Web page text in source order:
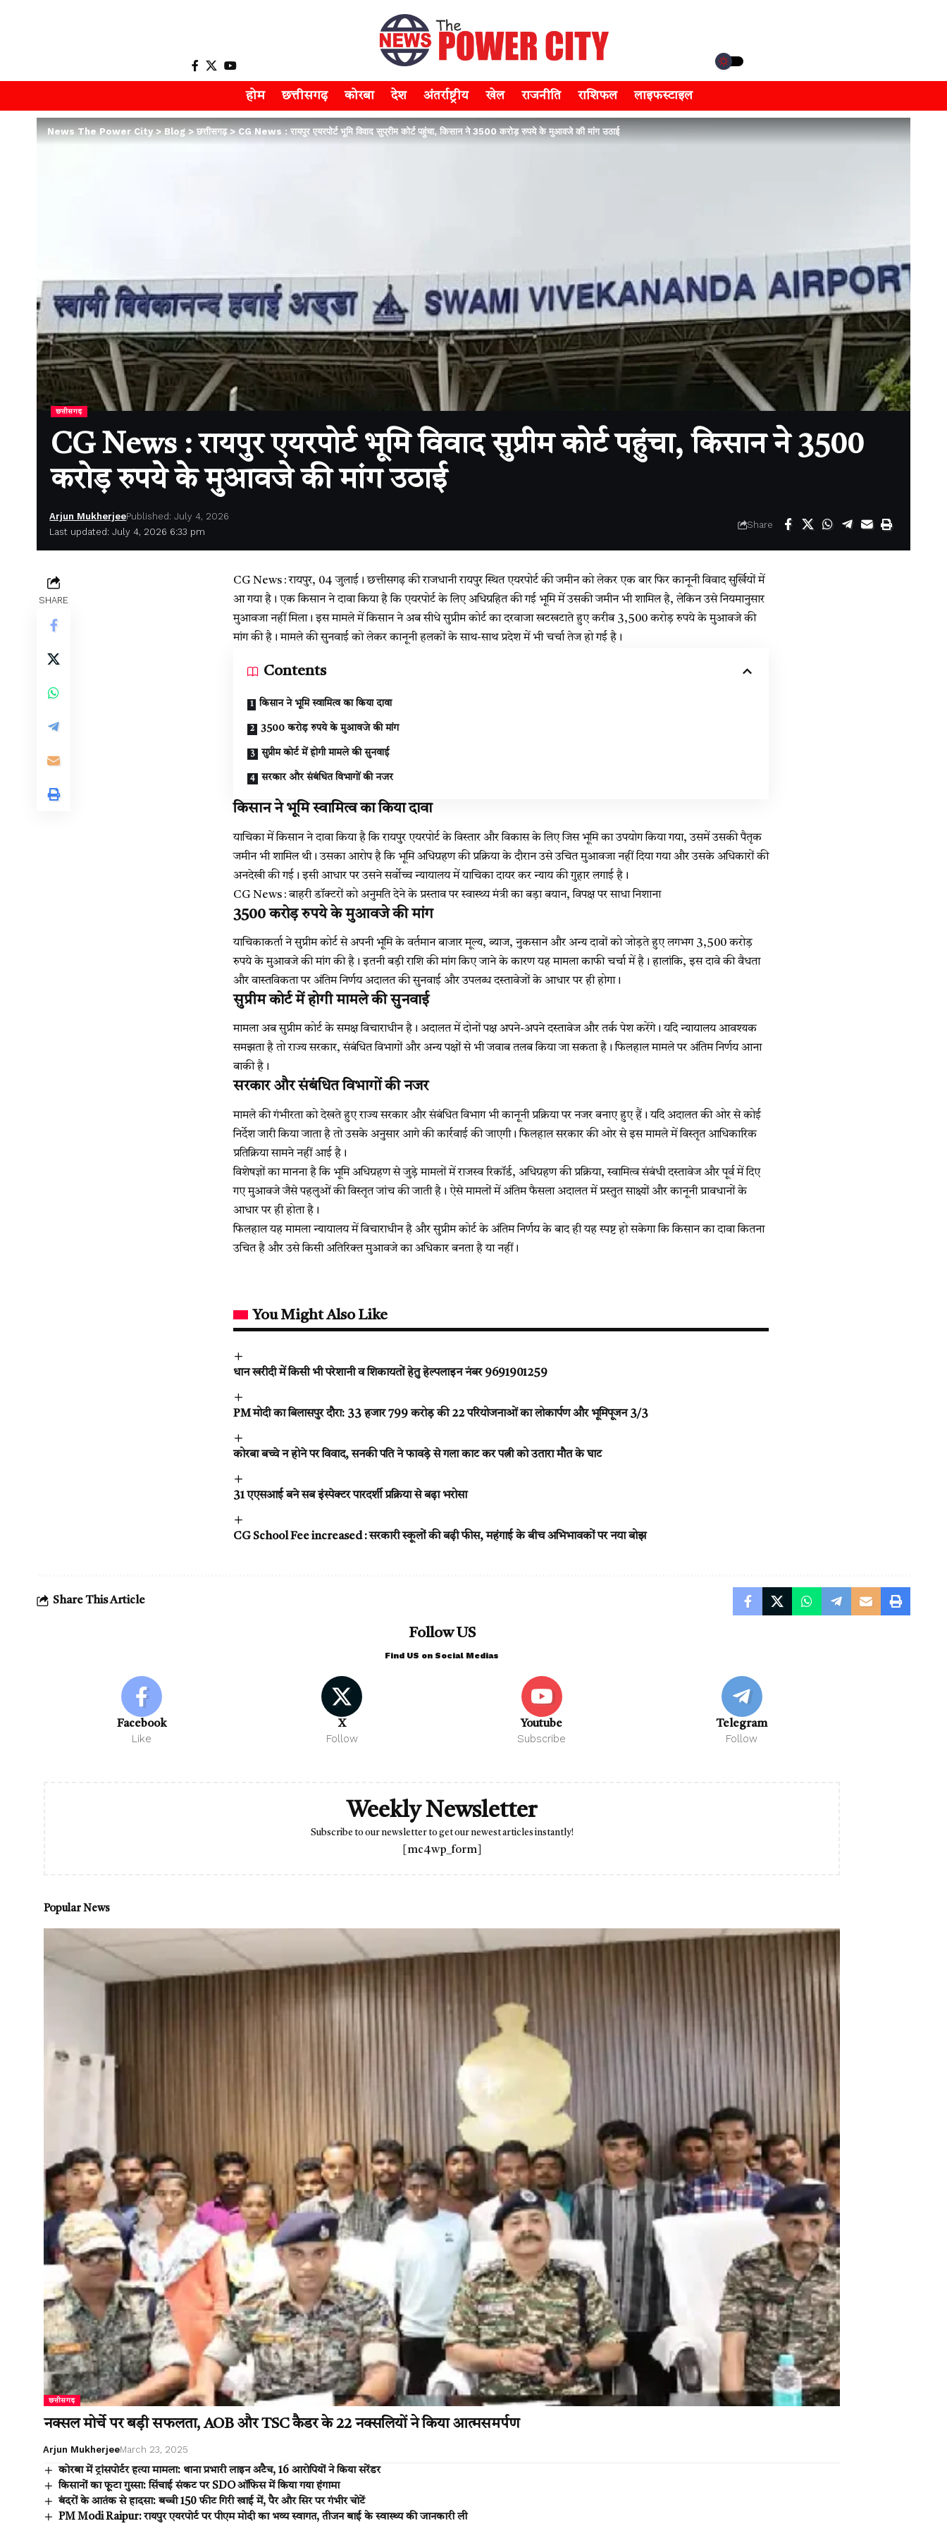
होम छत्तीसगढ़ कोरबा देश अंतर्राष्ट्रीय खेल राजनीति राशिफल लाइफस्टाइल
News The Power City>Blog>छत्तीसगढ़>CG News : रायपुर एयरपोर्ट भूमि विवाद सुप्रीम कोर्ट पहुंचा, किसान ने 3500 करोड़ रुपये के मुआवजे की मांग उठाई
छत्तीसगढ़
CG News : रायपुर एयरपोर्ट भूमि विवाद सुप्रीम कोर्ट पहुंचा, किसान ने 3500
करोड़ रुपये के मुआवजे की मांग उठाई
Last updated: July 4, 2026 6:33 pm
Arjun MukherjeePublished: July 4, 2026
Share
SHARE
CG News : रायपुर, 04 जुलाई। छत्तीसगढ़ की राजधानी रायपुर स्थित एयरपोर्ट की जमीन को लेकर एक बार फिर कानूनी विवाद सुर्खियों में
आ गया है। एक किसान ने दावा किया है कि एयरपोर्ट के लिए अधिग्रहित की गई भूमि में उसकी जमीन भी शामिल है, लेकिन उसे नियमानुसार
मुआवजा नहीं मिला। इस मामले में किसान ने अब सीधे सुप्रीम कोर्ट का दरवाजा खटखटाते हुए करीब 3,500 करोड़ रुपये के मुआवजे की
मांग की है। मामले की सुनवाई को लेकर कानूनी हलकों के साथ-साथ प्रदेश में भी चर्चा तेज हो गई है।
Contents
किसान ने भूमि स्वामित्व का किया दावा
3500 करोड़ रुपये के मुआवजे की मांग
सुप्रीम कोर्ट में होगी मामले की सुनवाई
सरकार और संबंधित विभागों की नजर
किसान ने भूमि स्वामित्व का किया दावा
याचिका में किसान ने दावा किया है कि रायपुर एयरपोर्ट के विस्तार और विकास के लिए जिस भूमि का उपयोग किया गया, उसमें उसकी पैतृक
जमीन भी शामिल थी। उसका आरोप है कि भूमि अधिग्रहण की प्रक्रिया के दौरान उसे उचित मुआवजा नहीं दिया गया और उसके अधिकारों की
अनदेखी की गई। इसी आधार पर उसने सर्वोच्च न्यायालय में याचिका दायर कर न्याय की गुहार लगाई है।
CG News : बाहरी डॉक्टरों को अनुमति देने के प्रस्ताव पर स्वास्थ्य मंत्री का बड़ा बयान, विपक्ष पर साधा निशाना
3500 करोड़ रुपये के मुआवजे की मांग
याचिकाकर्ता ने सुप्रीम कोर्ट से अपनी भूमि के वर्तमान बाजार मूल्य, ब्याज, नुकसान और अन्य दावों को जोड़ते हुए लगभग 3,500 करोड़
रुपये के मुआवजे की मांग की है। इतनी बड़ी राशि की मांग किए जाने के कारण यह मामला काफी चर्चा में है। हालांकि, इस दावे की वैधता
और वास्तविकता पर अंतिम निर्णय अदालत की सुनवाई और उपलब्ध दस्तावेजों के आधार पर ही होगा।
सुप्रीम कोर्ट में होगी मामले की सुनवाई
मामला अब सुप्रीम कोर्ट के समक्ष विचाराधीन है। अदालत में दोनों पक्ष अपने-अपने दस्तावेज और तर्क पेश करेंगे। यदि न्यायालय आवश्यक
समझता है तो राज्य सरकार, संबंधित विभागों और अन्य पक्षों से भी जवाब तलब किया जा सकता है। फिलहाल मामले पर अंतिम निर्णय आना
बाकी है।
सरकार और संबंधित विभागों की नजर
मामले की गंभीरता को देखते हुए राज्य सरकार और संबंधित विभाग भी कानूनी प्रक्रिया पर नजर बनाए हुए हैं। यदि अदालत की ओर से कोई
निर्देश जारी किया जाता है तो उसके अनुसार आगे की कार्रवाई की जाएगी। फिलहाल सरकार की ओर से इस मामले में विस्तृत आधिकारिक
प्रतिक्रिया सामने नहीं आई है।
विशेषज्ञों का मानना है कि भूमि अधिग्रहण से जुड़े मामलों में राजस्व रिकॉर्ड, अधिग्रहण की प्रक्रिया, स्वामित्व संबंधी दस्तावेज और पूर्व में दिए
गए मुआवजे जैसे पहलुओं की विस्तृत जांच की जाती है। ऐसे मामलों में अंतिम फैसला अदालत में प्रस्तुत साक्ष्यों और कानूनी प्रावधानों के
आधार पर ही होता है।
फिलहाल यह मामला न्यायालय में विचाराधीन है और सुप्रीम कोर्ट के अंतिम निर्णय के बाद ही यह स्पष्ट हो सकेगा कि किसान का दावा कितना
उचित है और उसे किसी अतिरिक्त मुआवजे का अधिकार बनता है या नहीं।
You Might Also Like
धान खरीदी में किसी भी परेशानी व शिकायतों हेतु हेल्पलाइन नंबर 9691901259
PM मोदी का बिलासपुर दौरा: 33 हजार 799 करोड़ की 22 परियोजनाओं का लोकार्पण और भूमिपूजन 3/3
कोरबा बच्चे न होने पर विवाद, सनकी पति ने फावड़े से गला काट कर पत्नी को उतारा मौत के घाट
31 एएसआई बने सब इंस्पेक्टर पारदर्शी प्रक्रिया से बढ़ा भरोसा
CG School Fee increased : सरकारी स्कूलों की बढ़ी फीस, महंगाई के बीच अभिभावकों पर नया बोझ
Share This Article
Follow US
Find US on Social Medias
Facebook
Like
X
Follow
Youtube
Subscribe
Telegram
Follow
Weekly Newsletter
Subscribe to our newsletter to get our newest articles instantly!
[mc4wp_form]
Popular News
छत्तीसगढ़
नक्सल मोर्चे पर बड़ी सफलता, AOB और TSC कैडर के 22 नक्सलियों ने किया आत्मसमर्पण
Arjun MukherjeeMarch 23, 2025
कोरबा में ट्रांसपोर्टर हत्या मामला: थाना प्रभारी लाइन अटैच, 16 आरोपियों ने किया सरेंडर
किसानों का फूटा गुस्सा: सिंचाई संकट पर SDO ऑफिस में किया गया हंगामा
बंदरों के आतंक से हादसा: बच्ची 150 फीट गिरी खाई में, पैर और सिर पर गंभीर चोटें
PM Modi Raipur: रायपुर एयरपोर्ट पर पीएम मोदी का भव्य स्वागत, तीजन बाई के स्वास्थ्य की जानकारी ली